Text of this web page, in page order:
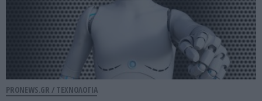
PRONEWS.GR / ΤΕΧΝΟΛΟΓΙΑ